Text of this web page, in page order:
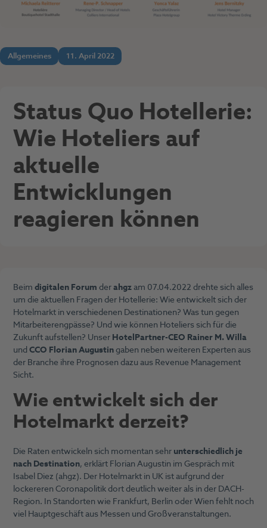
Allgemeines 11. April 2022
Status Quo Hotellerie:
Wie Hoteliers auf
aktuelle
Entwicklungen
reagieren können
Beimdigitalen Forumderahgzam 07.04.2022 drehte sich alles
um die aktuellen Fragen der Hotellerie: Wie entwickelt sich der
Hotelmarkt in verschiedenen Destinationen? Was tun gegen
Mitarbeiterengpässe? Und wie können Hoteliers sich für die
Zukunft aufstellen? UnserHotelPartner-CEO Rainer M. Willa
undCCO Florian Augustingaben neben weiteren Experten aus
der Branche ihre Prognosen dazu aus Revenue Management
Sicht.
Wie entwickelt sich der
Hotelmarkt derzeit?
Die Raten entwickeln sich momentan sehrunterschiedlich je
nach Destination, erklärt Florian Augustin im Gespräch mit
Isabel Diez (ahgz). Der Hotelmarkt in UK ist aufgrund der
lockereren Coronapolitik dort deutlich weiter als in der DACH-
Region. In Standorten wie Frankfurt, Berlin oder Wien fehlt noch
viel Hauptgeschäft aus Messen und Großveranstaltungen.